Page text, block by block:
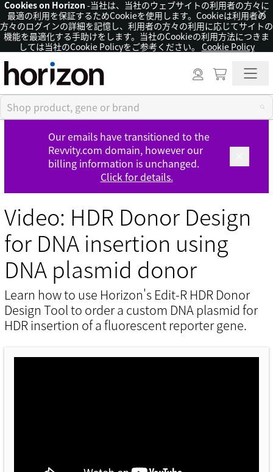
Cookies on Horizon -当社は、当社のウェブサイトの利用者の方々に
最適の利用を保証するためCookieを使用します。Cookieは利用者の
方々のログインの詳細を記憶し、利用者の方々の利用に応じてサイトの
機能を最適化する手助けをします。当社のCookieの利用方法につきま
しては当社のCookie Policyをご参考ください。 Cookie Policy
×
Our emails have transitioned to the
Revvity.com domain, however our
billing information is unchanged.
Click for details.
Video: HDR Donor Design
for DNA insertion using
DNA plasmid donor
Learn how to use Horizon's Edit-R HDR Donor
Design Tool to order a custom DNA plasmid for
HDR insertion of a fluorescent reporter gene.